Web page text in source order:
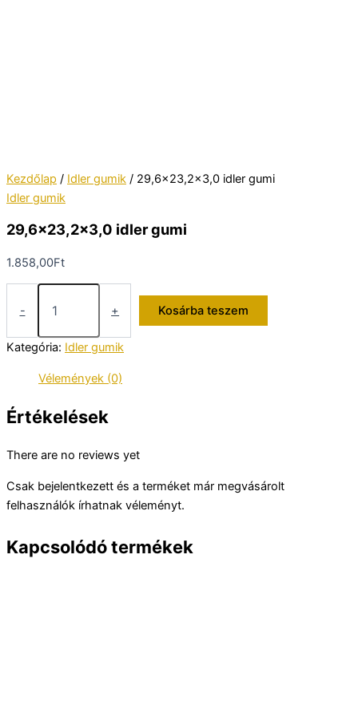
Kezdőlap / Idler gumik / 29,6×23,2×3,0 idler gumi
Idler gumik
29,6×23,2×3,0 idler gumi
1.858,00Ft
-
29,6x23,2x3,0
mennyiség
+ Kosárba teszem
Kategória: Idler gumik
Vélemények (0)
Értékelések
There are no reviews yet
Csak bejelentkezett és a terméket már megvásárolt
felhasználók írhatnak véleményt.
Kapcsolódó termékek